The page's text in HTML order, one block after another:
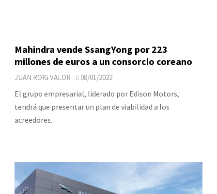
Mahindra vende SsangYong por 223
millones de euros a un consorcio coreano
JUAN ROIG VALOR 08/01/2022
El grupo empresarial, liderado por Edison Motors,
tendrá que presentar un plan de viabilidad a los
acreedores.